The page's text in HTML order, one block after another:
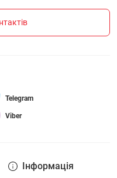
Інформація
Telegram
Viber